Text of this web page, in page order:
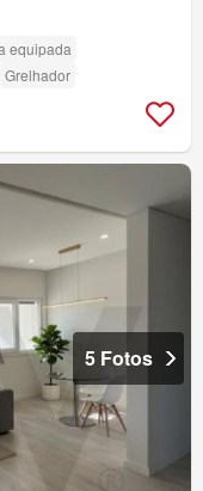
equipada
Grelhador
5 Fotos